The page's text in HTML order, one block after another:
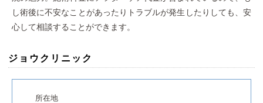
し術後に不安なことがあったりトラブルが発生したりしても、安
心して相談することができます。
ジョウクリニック
所在地